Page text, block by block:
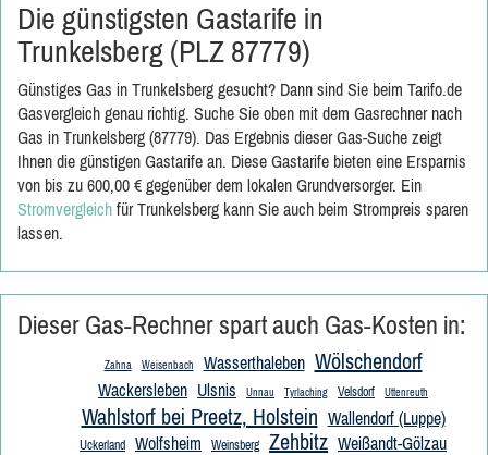
Die günstigsten Gastarife in
Trunkelsberg (PLZ 87779)
Günstiges Gas in Trunkelsberg gesucht? Dann sind Sie beim Tarifo.de
Gasvergleich genau richtig. Suche Sie oben mit dem Gasrechner nach
Gas in Trunkelsberg (87779). Das Ergebnis dieser Gas-Suche zeigt
Ihnen die günstigen Gastarife an. Diese Gastarife bieten eine Ersparnis
von bis zu 600,00 € gegenüber dem lokalen Grundversorger. Ein
Stromvergleich für Trunkelsberg kann Sie auch beim Strompreis sparen
lassen.
Dieser Gas-Rechner spart auch Gas-Kosten in:
Zahna Weisenbach Wasserthaleben Wölschendorf
Wackersleben Ulsnis Unnau Tyrlaching Velsdorf Uttenreuth
Wahlstorf bei Preetz, Holstein Wallendorf (Luppe)
Uckerland Wolfsheim Weinsberg Zehbitz Weißandt-Gölzau